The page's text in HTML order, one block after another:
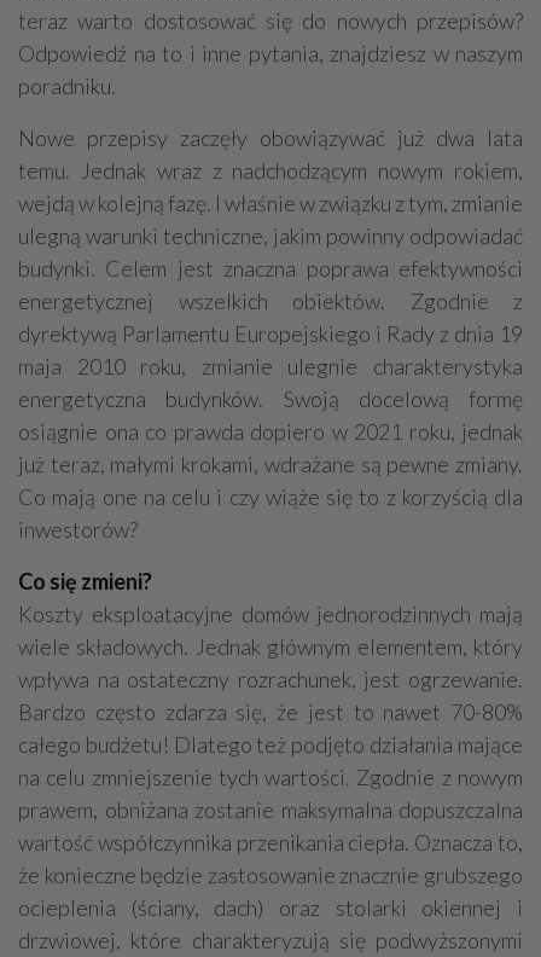
teraz warto dostosować się do nowych przepisów?
Odpowiedź na to i inne pytania, znajdziesz w naszym
poradniku.
Nowe przepisy zaczęły obowiązywać już dwa lata
temu. Jednak wraz z nadchodzącym nowym rokiem,
wejdą w kolejną fazę. I właśnie w związku z tym, zmianie
ulegną warunki techniczne, jakim powinny odpowiadać
budynki. Celem jest znaczna poprawa efektywności
energetycznej wszelkich obiektów. Zgodnie z
dyrektywą Parlamentu Europejskiego i Rady z dnia 19
maja 2010 roku, zmianie ulegnie charakterystyka
energetyczna budynków. Swoją docelową formę
osiągnie ona co prawda dopiero w 2021 roku, jednak
już teraz, małymi krokami, wdrażane są pewne zmiany.
Co mają one na celu i czy wiąże się to z korzyścią dla
inwestorów?
Co się zmieni?
Koszty eksploatacyjne domów jednorodzinnych mają
wiele składowych. Jednak głównym elementem, który
wpływa na ostateczny rozrachunek, jest ogrzewanie.
Bardzo często zdarza się, że jest to nawet 70-80%
całego budżetu! Dlatego też podjęto działania mające
na celu zmniejszenie tych wartości. Zgodnie z nowym
prawem, obniżana zostanie maksymalna dopuszczalna
wartość współczynnika przenikania ciepła. Oznacza to,
że konieczne będzie zastosowanie znacznie grubszego
ocieplenia (ściany, dach) oraz stolarki okiennej i
drzwiowej, które charakteryzują się podwyższonymi